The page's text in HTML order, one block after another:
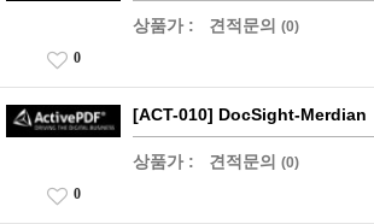
상품가 : 견적문의 (0)
0
[ACT-010] DocSight-Merdian
상품가 : 견적문의 (0)
0